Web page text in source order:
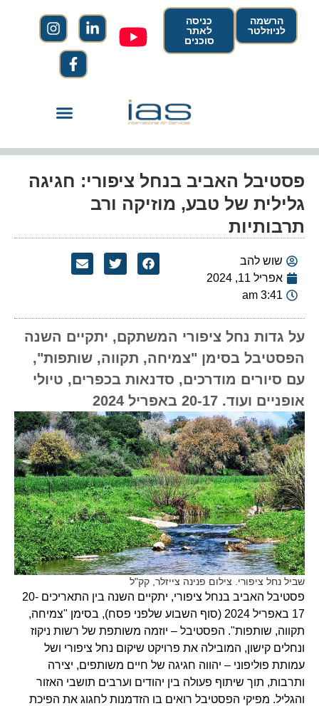
הרשמה
לניוזלטר
כניסה
לאתר
סוכנים
פסטיבל האביב בנחל ציפורי: חגיגה
גלילית של טבע, מוזיקה ורב
תרבותיות
שוש להב
אפריל 11, 2024
3:41 am
על גדות נחל ציפורי המשתקם, יתקיים השנה
הפסטיבל בסימן "צמיחה, תקווה, שותפות",
עם סיורים מודרכים, סדנאות בכפרים, טיולי
אופניים ועוד. 20-17 באפריל 2024
שביל נחל ציפורי. צילום פנינה צייזלר, קק"ל
פסטיבל האביב בנחל ציפורי, יתקיים השנה בין התאריכים 20-
17 באפריל 2024 (סוף השבוע שלפני פסח), בסימן "צמיחה,
תקווה, שותפות". הפסטיבל – יוזמה משותפת של רשות ניקוז
ונחלים קישון, המובילה את פרויקט שיקום נחל ציפורי ושל
עמותת פוליפוני – יהווה חגיגה של חיים משותפים, יצירה
ותרבות, תוך שיתוף פעולה בין יהודים וערבים תושבי האזור
והגליל. מפיקי הפסטיבל רואים בו הזדמנות לחגוג את הפיכת